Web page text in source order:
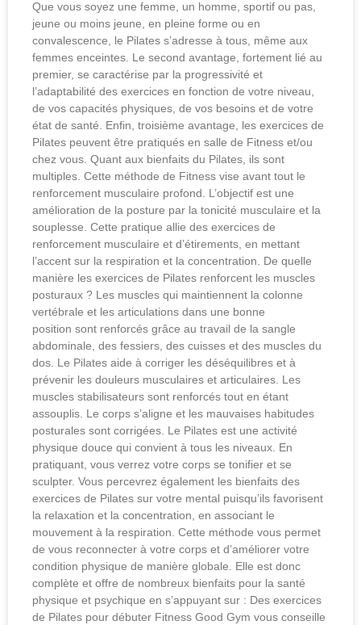
Que vous soyez une femme, un homme, sportif ou pas,
jeune ou moins jeune, en pleine forme ou en
convalescence, le Pilates s’adresse à tous, même aux
femmes enceintes. Le second avantage, fortement lié au
premier, se caractérise par la progressivité et
l’adaptabilité des exercices en fonction de votre niveau,
de vos capacités physiques, de vos besoins et de votre
état de santé. Enfin, troisième avantage, les exercices de
Pilates peuvent être pratiqués en salle de Fitness et/ou
chez vous. Quant aux bienfaits du Pilates, ils sont
multiples. Cette méthode de Fitness vise avant tout le
renforcement musculaire profond. L’objectif est une
amélioration de la posture par la tonicité musculaire et la
souplesse. Cette pratique allie des exercices de
renforcement musculaire et d’étirements, en mettant
l’accent sur la respiration et la concentration. De quelle
manière les exercices de Pilates renforcent les muscles
posturaux ? Les muscles qui maintiennent la colonne
vertébrale et les articulations dans une bonne
position sont renforcés grâce au travail de la sangle
abdominale, des fessiers, des cuisses et des muscles du
dos. Le Pilates aide à corriger les déséquilibres et à
prévenir les douleurs musculaires et articulaires. Les
muscles stabilisateurs sont renforcés tout en étant
assouplis. Le corps s’aligne et les mauvaises habitudes
posturales sont corrigées. Le Pilates est une activité
physique douce qui convient à tous les niveaux. En
pratiquant, vous verrez votre corps se tonifier et se
sculpter. Vous percevrez également les bienfaits des
exercices de Pilates sur votre mental puisqu’ils favorisent
la relaxation et la concentration, en associant le
mouvement à la respiration. Cette méthode vous permet
de vous reconnecter à votre corps et d’améliorer votre
condition physique de manière globale. Elle est donc
complète et offre de nombreux bienfaits pour la santé
physique et psychique en s’appuyant sur : Des exercices
de Pilates pour débuter Fitness Good Gym vous conseille